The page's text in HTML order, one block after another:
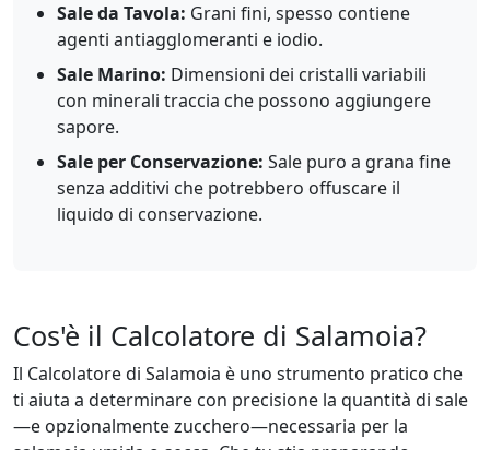
Sale da Tavola: Grani fini, spesso contiene
agenti antiagglomeranti e iodio.
Sale Marino: Dimensioni dei cristalli variabili
con minerali traccia che possono aggiungere
sapore.
Sale per Conservazione: Sale puro a grana fine
senza additivi che potrebbero offuscare il
liquido di conservazione.
Cos'è il Calcolatore di Salamoia?
Il Calcolatore di Salamoia è uno strumento pratico che
ti aiuta a determinare con precisione la quantità di sale
—e opzionalmente zucchero—necessaria per la